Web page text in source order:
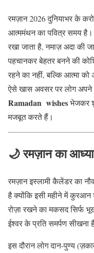
रमज़ान 2026 दुनियाभर के
आत्ममंथन का पवित्र समय है।
रखा जाता है, नमाज़ अदा की
पहचानकर बेहतर बनने की
रहने का नहीं, बल्कि आत्मा
ऐसे खास अवसर पर लोग अपने
Ramadan wishesभेजकर
मजबूत करते हैं।
🌙 रमज़ान का
रमज़ान इस्लामी कैलेंडर का
है क्योंकि इसी महीने में
रोज़ा रखने का मकसद सिर्फ
ईश्वर के प्रति समर्पण सीखना
इस दौरान लोग दान-पुण्य